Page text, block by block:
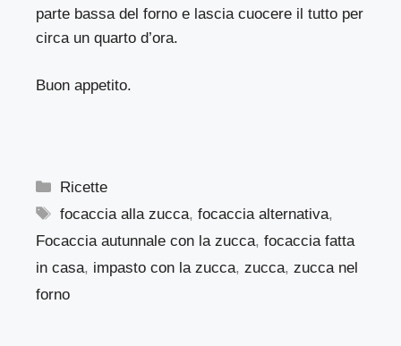
parte bassa del forno e lascia cuocere il tutto per
circa un quarto d’ora.
Buon appetito.
Categorie
Ricette
Tag
focaccia alla zucca,focaccia alternativa,
Focaccia autunnale con la zucca, focaccia fatta
in casa, impasto con la zucca, zucca, zucca nel
forno